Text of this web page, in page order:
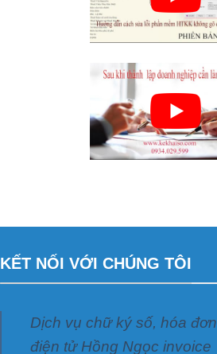
KẾT NỐI VỚI CHÚNG TÔI
Dịch vụ chữ ký số, hóa đơn
điện tử Hồng Ngọc invoice